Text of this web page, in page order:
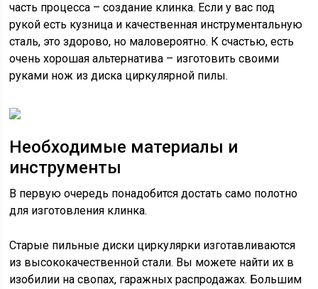
часть процесса – создание клинка. Если у вас под
рукой есть кузница и качественная инструментальную
сталь, это здорово, но маловероятно. К счастью, есть
очень хорошая альтернатива – изготовить своими
руками нож из диска циркулярной пилы.
Необходимые материалы и
инструменты
В первую очередь понадобится достать само полотно
для изготовления клинка.
Старые пильные диски циркулярки изготавливаются
из высококачественной стали. Вы можете найти их в
изобилии на свопах, гаражных распродажах. Большим